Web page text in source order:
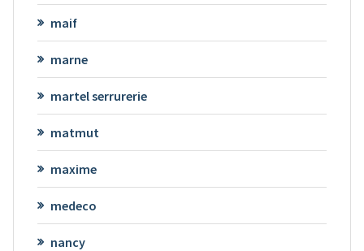
maif
marne
martel serrurerie
matmut
maxime
medeco
nancy